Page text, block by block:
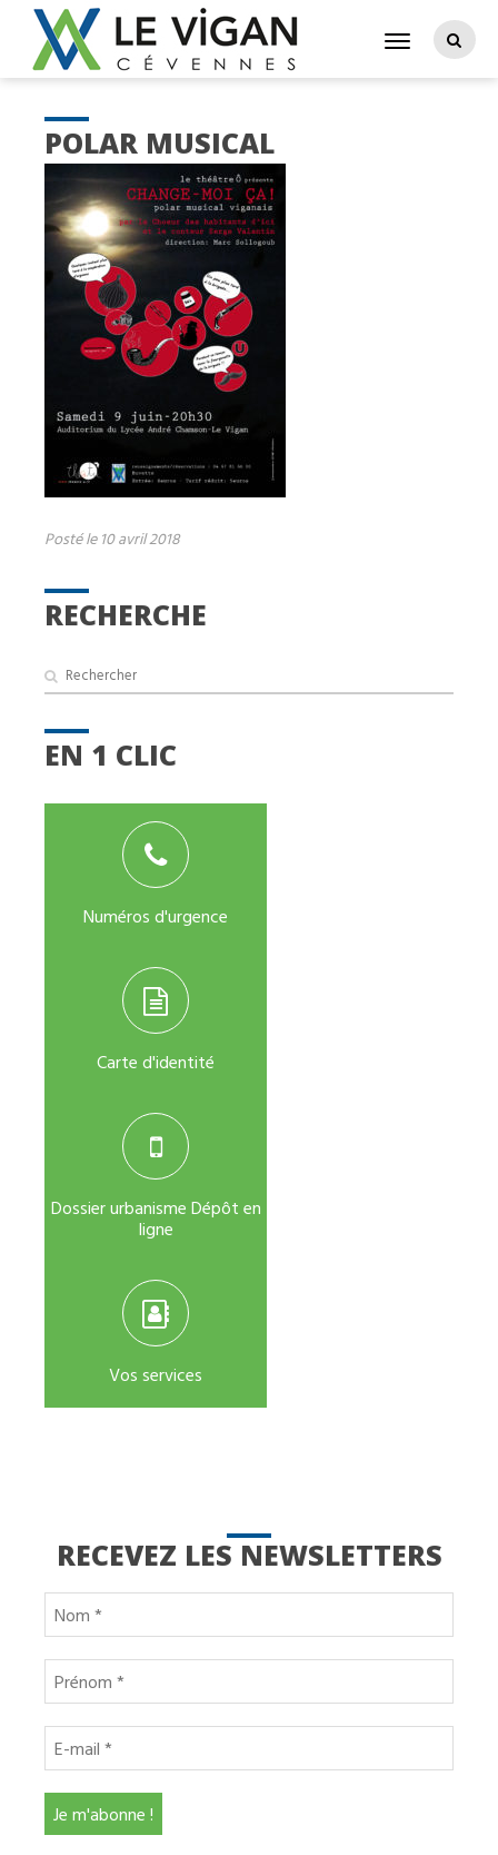
RECHERCHE
EN 1 CLIC
Numéros d'urgence
Carte d'identité
Dossier urbanisme Dépôt en
ligne
Vos services
POLAR MUSICAL
Posté le 10 avril 2018
RECEVEZ LES NEWSLETTERS